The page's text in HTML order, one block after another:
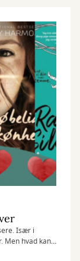
Især i
Men hvad kan
måske synes